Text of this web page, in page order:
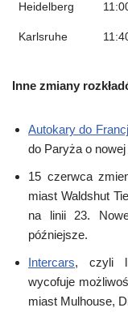
Heidelberg
Karlsruhe
Inne zmiany
Autokary do
do Paryża o
15 czerwca
miast Waldshut
na linii 23.
późniejsze.
Intercars, czyli
wycofuje
miast Mulhouse,